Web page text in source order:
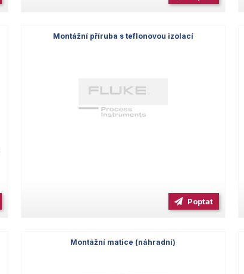
Montážní příruba s teflonovou izolací
Poptat
Montážní matice (náhradní)